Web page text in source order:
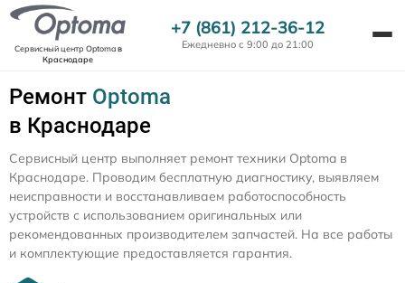
Сервисный центр Optomaв
Краснодаре
+7 (861) 212-36-12
Ежедневно с 9:00 до 21:00
Ремонт Optoma
в Краснодаре
Сервисный центр выполняет ремонт техники Optoma в
Краснодаре. Проводим бесплатную диагностику, выявляем
неисправности и восстанавливаем работоспособность
устройств с использованием оригинальных или
рекомендованных производителем запчастей. На все работы
и комплектующие предоставляется гарантия.